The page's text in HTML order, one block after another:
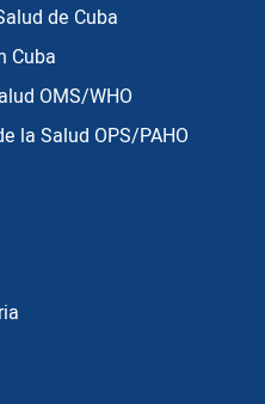
de Cuba
Cuba
OMS/WHO
la Salud OPS/PAHO